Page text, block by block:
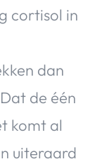
cortisol in
dan
de één
komt al
uiteraard